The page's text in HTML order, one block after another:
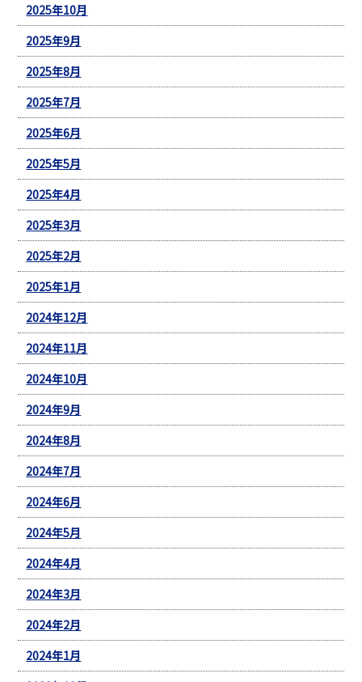
2025年10月
2025年9月
2025年8月
2025年7月
2025年6月
2025年5月
2025年4月
2025年3月
2025年2月
2025年1月
2024年12月
2024年11月
2024年10月
2024年9月
2024年8月
2024年7月
2024年6月
2024年5月
2024年4月
2024年3月
2024年2月
2024年1月